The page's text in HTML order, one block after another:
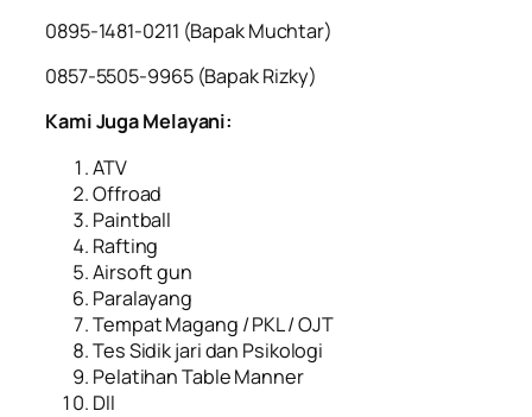
0895-1481-0211 (Bapak Muchtar)
0857-5505-9965 (Bapak Rizky)
Kami Juga Melayani:
ATV
Offroad
Paintball
Rafting
Airsoft gun
Paralayang
Tempat Magang / PKL / OJT
Tes Sidik jari dan Psikologi
Pelatihan Table Manner
Dll